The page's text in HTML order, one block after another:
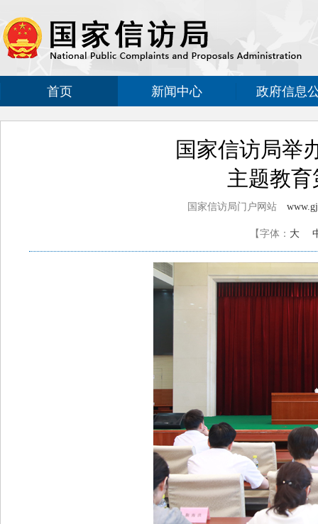
首页 新闻中心 政府信息
国家信访局举
主题教
国家信访局门户网站
【字体： 大